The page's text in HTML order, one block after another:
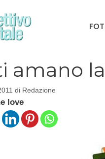
amano
di Redazione
love